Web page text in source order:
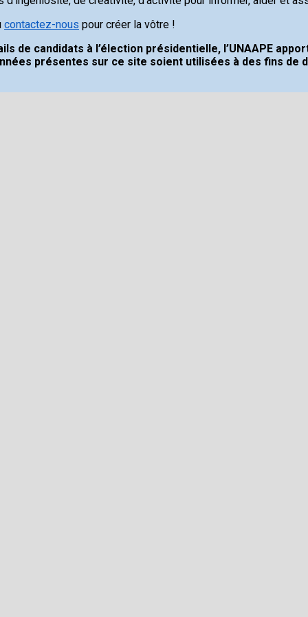
contactez-nous pour créer la vôtre !
de candidats à l’élection présidentielle, l’UNAAPE
présentes sur ce site soient utilisées à des fins